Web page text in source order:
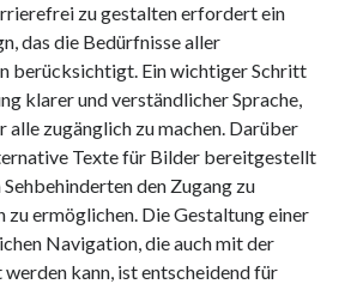
zu gestalten erfordert ein
das die Bedürfnisse aller
berücksichtigt. Ein wichtiger Schritt
klarer und verständlicher Sprache,
alle zugänglich zu machen. Darüber
Texte für Bilder bereitgestellt
Sehbehinderten den Zugang zu
zu ermöglichen. Die Gestaltung einer
Navigation, die auch mit der
kann, ist entscheidend für